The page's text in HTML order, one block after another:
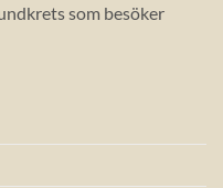
som besöker